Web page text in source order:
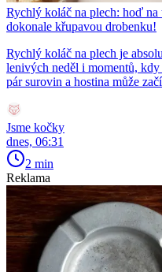
Rychlý koláč na plech: hoď na
dokonale křupavou drobenku!
Rychlý koláč na plech je
lenivých neděl i momentů, kdy
pár surovin a hostina může
Jsme kočky
dnes, 06:31
2 min
Reklama